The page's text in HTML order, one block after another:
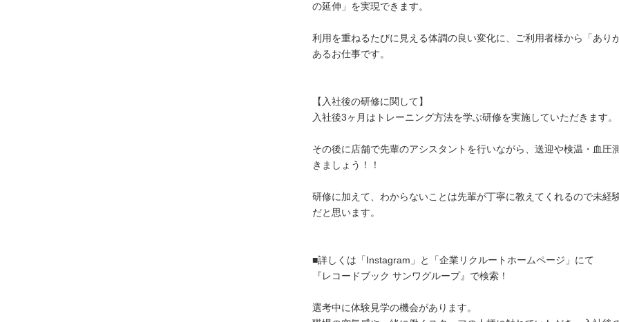
の延伸」を実現できます。
利用を重ねるたびに見える体調の良い変化に、ご利用者様から「あり
あるお仕事です。
【入社後の研修に関して】
入社後3ヶ月はトレーニング方法を学ぶ研修を実施していただきます。
その後に店舗で先輩のアシスタントを行いながら、送迎や検温・血圧
きましょう！！
研修に加えて、わからないことは先輩が丁寧に教えてくれるので未経
だと思います。
■詳しくは「Instagram」と「企業リクルートホームページ」にて
『レコードブック サンワグループ』で検索！
選考中に体験見学の機会があります。